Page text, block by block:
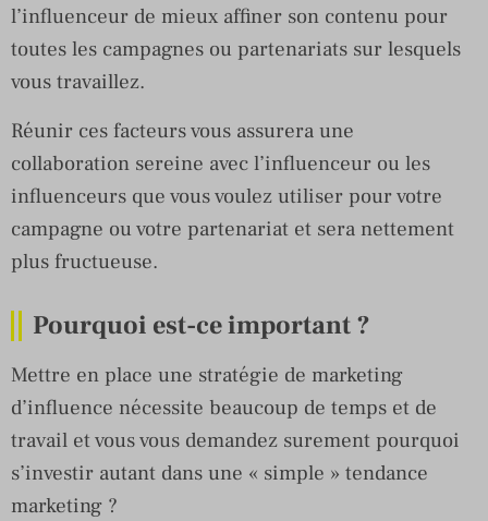
l’influenceur de mieux affiner son contenu pour
toutes les campagnes ou partenariats sur lesquels
vous travaillez.
Réunir ces facteurs vous assurera une
collaboration sereine avec l’influenceur ou les
influenceurs que vous voulez utiliser pour votre
campagne ou votre partenariat et sera nettement
plus fructueuse.
Pourquoi est-ce important ?
Mettre en place une stratégie de marketing
d’influence nécessite beaucoup de temps et de
travail et vous vous demandez surement pourquoi
s’investir autant dans une « simple » tendance
marketing ?